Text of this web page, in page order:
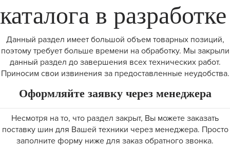
каталога в разработке
Данный раздел имеет большой объем товарных позиций,
поэтому требует больше времени на обработку. Мы закрыли
данный раздел до завершения всех технических работ.
Приносим свои извинения за предоставленные неудобства.
Оформляйте заявку через менеджера
Несмотря на то, что раздел закрыт, Вы можете заказать
поставку шин для Вашей техники через менеджера. Просто
заполните форму ниже для заказ обратного звонка.